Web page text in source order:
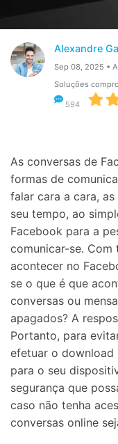
Ver Todos Os
Centro de Ajuda
Transferir Dados
Gerenciador de dados
Reparar Celular
Proteção do celular
Entrar
Alexandre
Sep 08, 2025 •
Soluções
594
As conversas de
formas de
falar cara a cara,
seu tempo, ao
Facebook para a
comunicar-se.
acontecer no
se o que é que
conversas ou
apagados? A
Portanto, para
efetuar o download
para o seu
segurança que
caso não tenha
conversas online